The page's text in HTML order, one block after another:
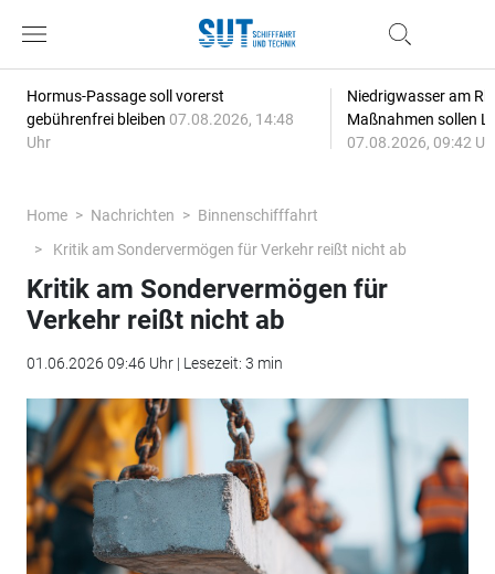
Hormus-Passage soll vorerst
gebührenfrei bleiben 07.08.2026, 14:48
Uhr
Niedrigwasser am
Maßnahmen sollen
07.08.2026, 09:42
Home Nachrichten
Binnenschifffahrt
Kritik am Sondervermögen für Verkehr reißt nicht ab
Kritik am Sondervermögen für
Verkehr reißt nicht ab
01.06.2026 09:46 Uhr | Lesezeit: 3 min